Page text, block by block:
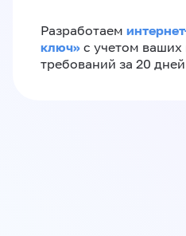
Разработаем
ключ»‎ с учетом
требований за 20 дней